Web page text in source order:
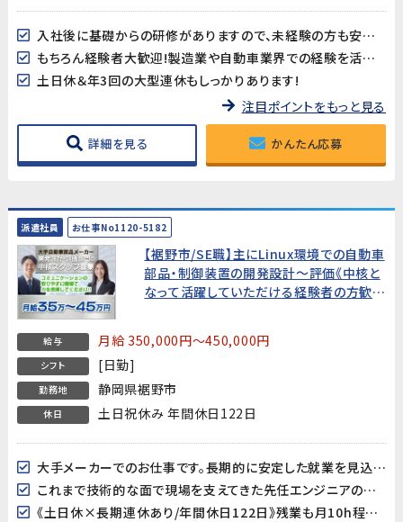
入社後に基礎からの研修がありますので、未経験の方も安心してスタートできます♪
もちろん経験者大歓迎!製造業や自動車業界での経験を活かしたい方も是非!
土日休＆年3回の大型連休もしっかりあります!
注目ポイントをもっと見る
詳細を見る かんたん応募
派遣社員 お仕事No1120-5182
【裾野市/SE職】主にLinux環境での自動車
部品・制御装置の開発設計～評価《中核と
なって活躍していただける経験者の方歓
給与 月給 350,000円～450,000円
シフト [日勤]
勤務地 静岡県裾野市
休日 土日祝休み 年間休日122日
大手メーカーでのお仕事です。長期的に安定した就業を見込んでいますので新しい挑戦やスキルアップも目指せます!
これまで技術的な面で現場を支えてきた先任エンジニアの後任として活躍していただける方を募集します!
《土日休×長期連休あり/年間休日122日》残業も月10h程度でワークライフバランスも取り易い♪